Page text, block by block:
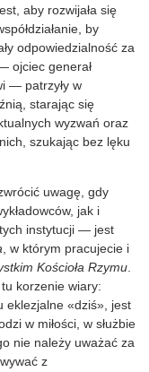
aby rozwijała się
by
odpowiedzialność za
ojciec generał
— patrzyły w
starając się
wyzwań oraz
szukając bez lęku
uwagę, gdy
jak i
instytucji — jest
, w którym pracujecie i
Kościoła Rzymu
korzenie wiary:
eklezjalne «dziś», jest
w miłości, w służbie
nie należy uważać za
z